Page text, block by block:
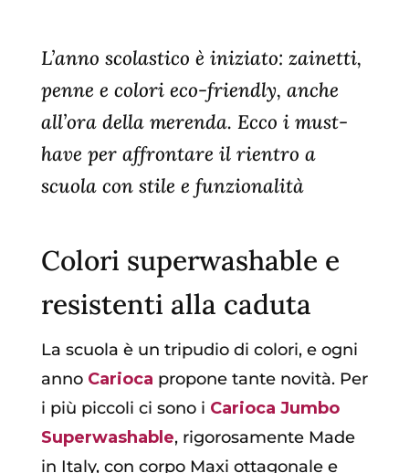
L’anno scolastico è iniziato: zainetti,
penne e colori eco-friendly, anche
all’ora della merenda. Ecco i must-
have per affrontare il rientro a
scuola con stile e funzionalità
Colori superwashable e
resistenti alla caduta
La scuola è un tripudio di colori, e ogni
anno Carioca propone tante novità. Per
i più piccoli ci sono i Carioca Jumbo
Superwashable, rigorosamente Made
in Italy, con corpo Maxi ottagonale e